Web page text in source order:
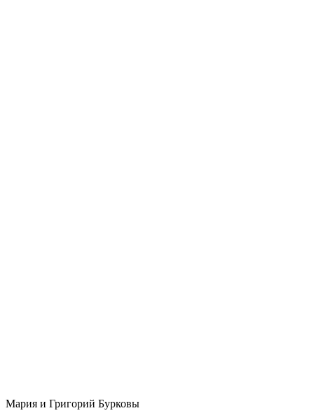
Мария и Григорий Бурковы